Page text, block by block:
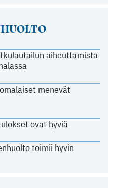
aiheuttamista
menevät
ovat hyviä
toimii hyvin